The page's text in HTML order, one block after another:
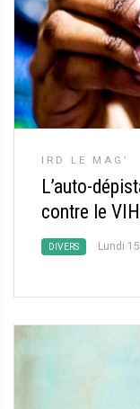
IRD LE MAG’
L’auto-
contre le
DIVERS Lundi